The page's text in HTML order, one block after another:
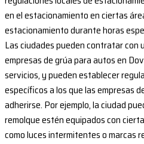
en el estacionamiento en ciertas
estacionamiento durante horas
Las ciudades pueden contratar con
empresas de grúa para autos en
servicios, y pueden establecer
específicos a los que las empresas
adherirse. Por ejemplo, la ciudad
remolque estén equipados con
como luces intermitentes o marcas